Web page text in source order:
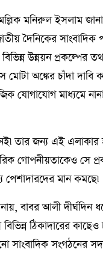
মনিরুল ইসলাম
দৈনিকের সাংবাদিক
উন্নয়ন প্রকল্পের
মোটা অঙ্কের চাঁদা দাবি
যোগাযোগ মাধ্যমে
তার জন্য এই এলাকার
গোপনীয়তাকেও সে
পেশাদারদের মান কমছে৷
বাবর আলী দীর্ঘদিন
ঠিকাদারের কাছেও
সংগঠনের